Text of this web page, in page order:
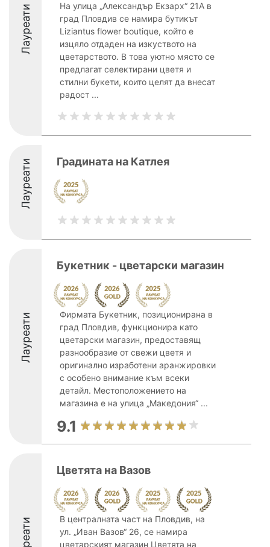
Лауреати
На улица „Александър Екзарх“ 21А в
град Пловдив се намира бутикът
Liziantus flower boutique, който е
изцяло отдаден на изкуството на
цветарството. В това уютно място се
предлагат селектирани цветя и
стилни букети, които целят да внесат
радост ...
Лауреати Градината на Катлея
Лауреати
Букетник - цветарски магазин
Фирмата Букетник, позиционирана в
град Пловдив, функционира като
цветарски магазин, предоставящ
разнообразие от свежи цветя и
оригинално изработени аранжировки
с особено внимание към всеки
детайл. Местоположението на
магазина е на улица „Македония“ ...
9.1
Цветята на Вазов
В централната част на Пловдив, на
ул. „Иван Вазов“ 26, се намира
цветарският магазин Цветята на